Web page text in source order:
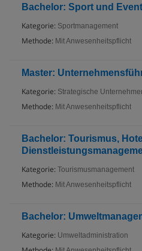
Bachelor: Sport und
Kategorie: Sportmanagement
Methode: Mit Anwesenheitspflicht
Master:
Kategorie: Strategische
Methode: Mit Anwesenheitspflicht
Bachelor: Tourismus,
Kategorie: Tourismusmanagement
Methode: Mit Anwesenheitspflicht
Bachelor:
Kategorie: Umweltadministration